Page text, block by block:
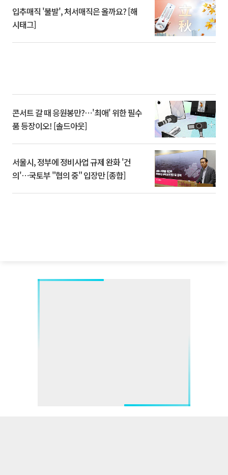
입추매직 '불발', 처서매직은 올까요? [해
시태그]
콘서트 갈 때 응원봉만?⋯'최애' 위한 필수
품 등장이오! [솔드아웃]
서울시, 정부에 정비사업 규제 완화 '건
의'⋯국토부 "협의 중" 입장만 [종합]